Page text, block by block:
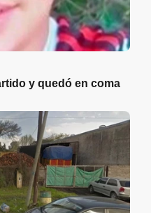
y quedó en coma